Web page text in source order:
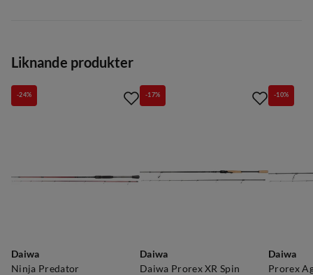
Liknande produkter
Daiwa
Ninja Predator
-24%
Daiwa
Daiwa Prorex XR Spin
-17%
Daiwa
Prorex
-10%